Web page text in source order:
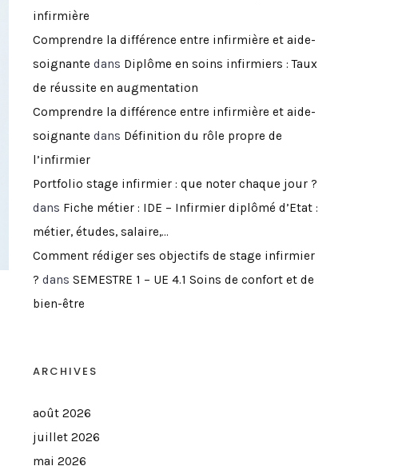
infirmière
Comprendre la différence entre infirmière et aide-
soignante dans Diplôme en soins infirmiers : Taux
de réussite en augmentation
Comprendre la différence entre infirmière et aide-
soignante dans Définition du rôle propre de
l’infirmier
Portfolio stage infirmier : que noter chaque jour ?
dans Fiche métier : IDE – Infirmier diplômé d’Etat :
métier, études, salaire,…
Comment rédiger ses objectifs de stage infirmier
? dans SEMESTRE 1 – UE 4.1 Soins de confort et de
bien-être
ARCHIVES
août 2026
juillet 2026
mai 2026